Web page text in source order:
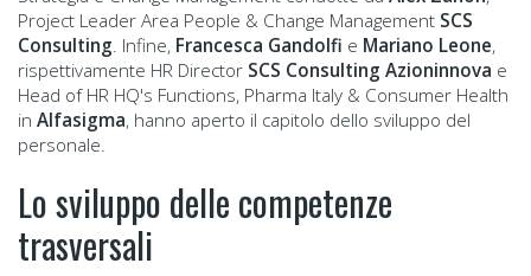
Project Leader Area People & Change Management SCS
Consulting . Infine, Francesca Gandolfi e Mariano Leone,
rispettivamente HR Director SCS Consulting Azioninnova e
Head of HR HQ's Functions, Pharma Italy & Consumer Health
in Alfasigma, hanno aperto il capitolo dello sviluppo del
personale.
Lo sviluppo delle competenze
trasversali